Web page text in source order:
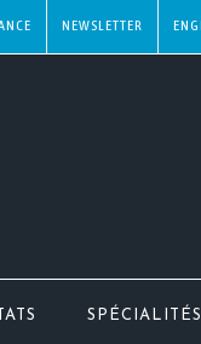
NEWSLETTER
SPÉCIALITÉS